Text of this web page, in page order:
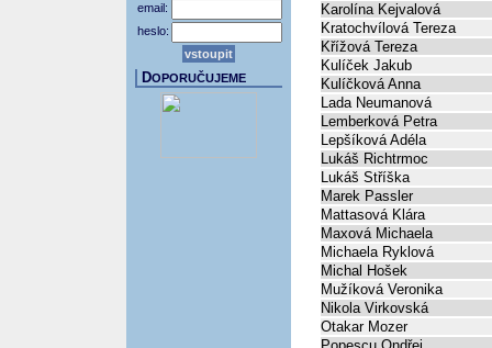
Karolína Kejvalová
Kratochvílová Tereza
Křížová Tereza
Kulíček Jakub
Kulíčková Anna
Lada Neumanová
Lemberková Petra
Lepšíková Adéla
Lukáš Richtrmoc
Lukáš Stříška
Marek Passler
Mattasová Klára
Maxová Michaela
Michaela Ryklová
Michal Hošek
Mužíková Veronika
Nikola Virkovská
Otakar Mozer
email:
heslo:
DOPORUČUJEME